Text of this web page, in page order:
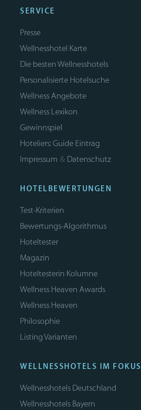
SERVICE
Presse
Wellnesshotel Karte
Die besten Wellnesshotels
Personalisierte Hotelsuche
Wellness Angebote
Wellness Lexikon
Gewinnspiel
Hoteliers: Guide Eintrag
Impressum & Datenschutz
HOTELBEWERTUNGEN
Test-Kriterien
Bewertungs-Algorithmus
Hoteltester
Magazin
Hoteltesterin Kolumne
Wellness Heaven Awards
Wellness Heaven
Philosophie
Listing Varianten
WELLNESSHOTELS IM FOKUS
Wellnesshotels Deutschland
Wellnesshotels Bayern